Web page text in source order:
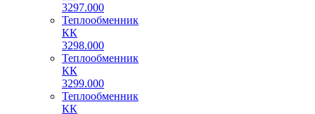
3297.000
Теплообменник
КК
3298.000
Теплообменник
КК
3299.000
Теплообменник
КК